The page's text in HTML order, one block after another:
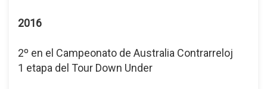
2016
2º en el Campeonato de Australia Contrarreloj
1 etapa del Tour Down Under